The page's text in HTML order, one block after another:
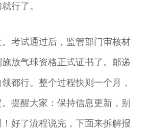
行了。
考试通过后，监管部门审核材
放气球资格正式证书了。邮递
都行。整个过程快则一个月，
提醒大家：保持信息更新，别
好了流程说完，下面来拆解报